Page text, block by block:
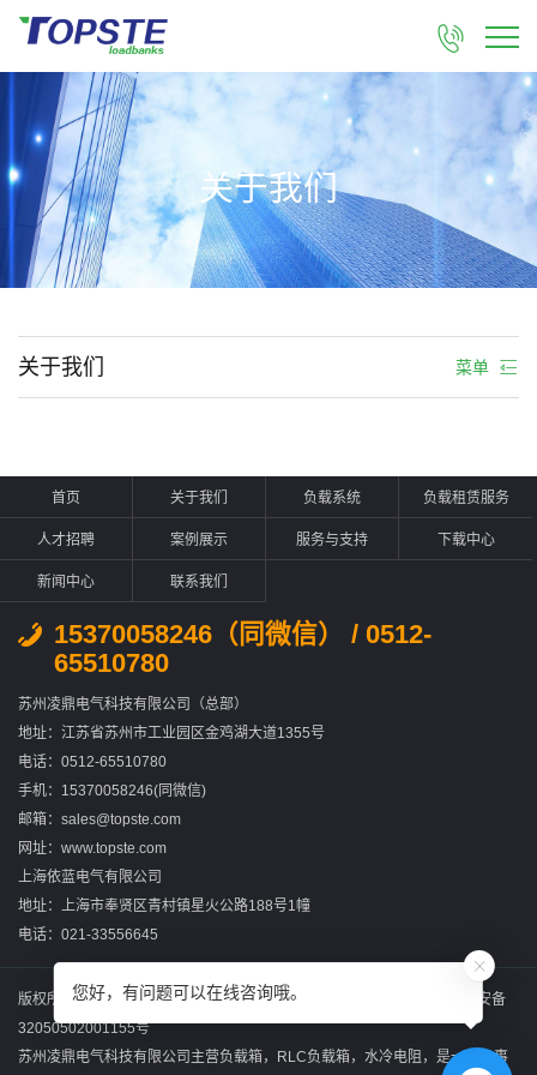

关于我们
菜单
关于我们
首页 关于我们 负载系统 负载租赁服务
人才招聘 案例展示 服务与支持 下载中心
新闻中心 联系我们
15370058246（同微信） / 0512-
65510780
苏州凌鼎电气科技有限公司（总部）
地址：江苏省苏州市工业园区金鸡湖大道1355号
电话：0512-65510780
手机：15370058246(同微信)
邮箱：sales@topste.com
网址：www.topste.com
上海依蓝电气有限公司
地址：上海市奉贤区青村镇星火公路188号1幢
电话：021-33556645
版权所有：苏州凌鼎电气科技有限公司苏ICP备2022031867号-2
苏公网安备
32050502001155号
苏州凌鼎电气科技有限公司主营负载箱 ， RLC负载箱 ， 水冷电阻 ，是一家从事
您好，有问题可以在线咨询哦。